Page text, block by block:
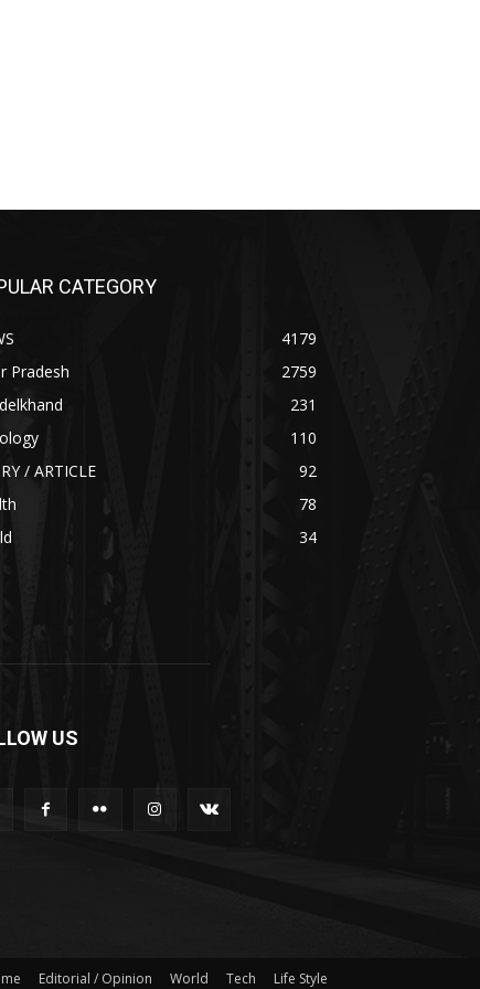
CATEGORY
4179
Pradesh
2759
231
110
/ ARTICLE
92
78
34
US
Editorial / Opinion World Tech Life Style